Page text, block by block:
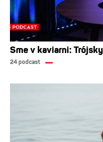
Sme v kaviarni:
24 podcast